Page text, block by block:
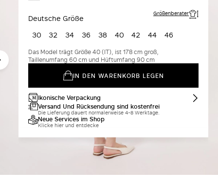
Deutsche Größe Größenberater
30 32 34 36 38 40 42 44 46
Das Model trägt Größe 40 (IT), ist 178 cm groß,
Taillenumfang 60 cm und Hüftumfang 90 cm
IN DEN WARENKORB LEGEN
Ikonische Verpackung
Versand Und Rücksendung sind kostenfrei
Die Lieferung dauert normalerweise 4-8 Werktage.
Neue Services im Shop
Klicke hier und entdecke